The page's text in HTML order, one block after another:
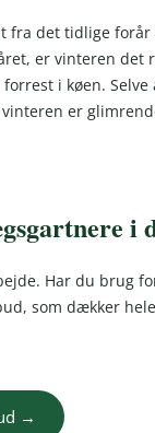
fra det tidlige
er vinteren
i køen.
er
i
Har du brug
som dækker
→